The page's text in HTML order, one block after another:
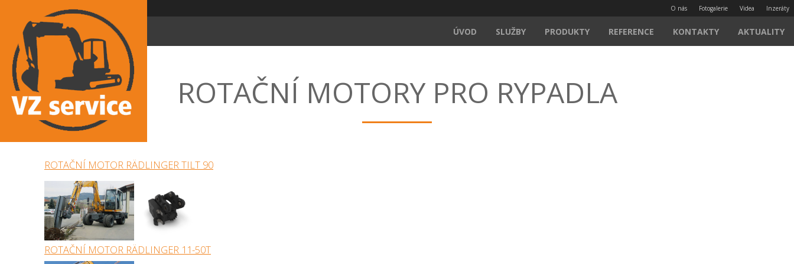
O nás Fotogalerie Videa Inzeráty
ÚVOD SLUŽBY PRODUKTY REFERENCE KONTAKTY AKTUALITY
ROTAČNÍ MOTORY PRO RYPADLA
ROTAČNÍ MOTOR RÄDLINGER TILT 90
ROTAČNÍ MOTOR RÄDLINGER 11-50T